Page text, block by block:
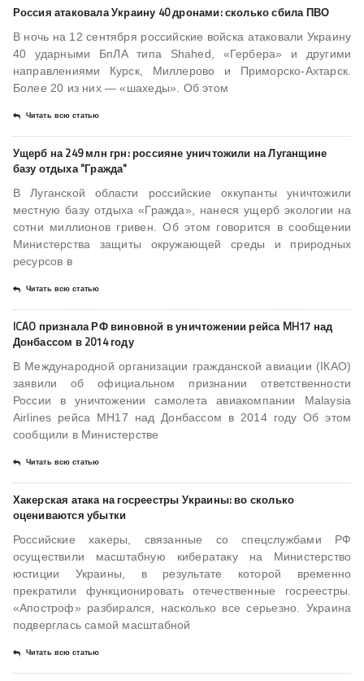
Россия атаковала Украину 40 дронами: сколько сбила ПВО
В ночь на 12 сентября российские войска атаковали Украину
40 ударными БпЛА типа Shahed, «Гербера» и другими
направлениями Курск, Миллерово и Приморско-Ахтарск.
Более 20 из них — «шахеды». Об этом
Читать всю статью
Ущерб на 249 млн грн: россияне уничтожили на Луганщине
базу отдыха "Гражда"
В Луганской области российские оккупанты уничтожили
местную базу отдыха «Гражда», нанеся ущерб экологии на
сотни миллионов гривен. Об этом говорится в сообщении
Министерства защиты окружающей среды и природных
ресурсов в
Читать всю статью
ICAO признала РФ виновной в уничтожении рейса MH17 над
Донбассом в 2014 году
В Международной организации гражданской авиации (ІКАО)
заявили об официальном признании ответственности
России в уничтожении самолета авиакомпании Malaysia
Airlines рейса MH17 над Донбассом в 2014 году Об этом
сообщили в Министерстве
Читать всю статью
Хакерская атака на госреестры Украины: во сколько
оцениваются убытки
Российские хакеры, связанные со спецслужбами РФ
осуществили масштабную кибератаку на Министерство
юстиции Украины, в результате которой временно
прекратили функционировать отечественные госреестры.
«Апостроф» разбирался, насколько все серьезно. Украина
подверглась самой масштабной
Читать всю статью